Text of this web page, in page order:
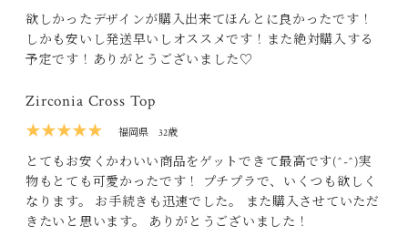
欲しかったデザインが購入出来てほんとに良かったです！
しかも安いし発送早いしオススメです！また絶対購入する
予定です！ありがとうございました♡
Zirconia Cross Top
★★★★★
福岡県 32歳
とてもお安くかわいい商品をゲットできて最高です(^-^)実
物もとても可愛かったです！ プチプラで、いくつも欲しく
なります。 お手続きも迅速でした。 また購入させていただ
きたいと思います。 ありがとうございました！